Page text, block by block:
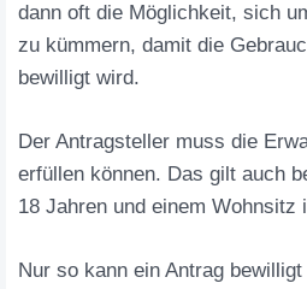
dann oft die Möglichkeit, sich
zu kümmern, damit die
bewilligt wird.
Der Antragsteller muss die
erfüllen können. Das gilt auch
18 Jahren und einem Wohnsitz
Nur so kann ein Antrag